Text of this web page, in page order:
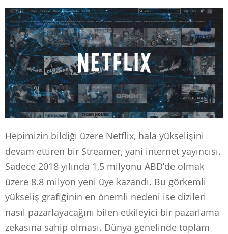
Hepimizin bildiği üzere Netflix, hala yükselişini
devam ettiren bir Streamer, yani internet yayıncısı.
Sadece 2018 yılında 1,5 milyonu ABD’de olmak
üzere 8.8 milyon yeni üye kazandı. Bu görkemli
yükseliş grafiğinin en önemli nedeni ise dizileri
nasıl pazarlayacağını bilen etkileyici bir pazarlama
zekasına sahip olması. Dünya genelinde toplam